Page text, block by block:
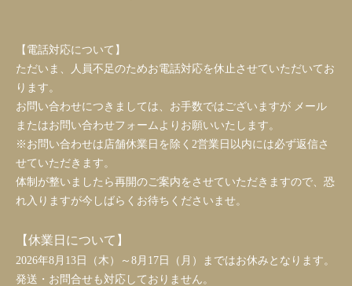
【電話対応について】
ただいま、人員不足のためお電話対応を休止させていただいてお
ります。
お問い合わせにつきましては、お手数ではございますが メール
またはお問い合わせフォームよりお願いいたします。
※お問い合わせは店舗休業日を除く2営業日以内には必ず返信さ
せていただきます。
体制が整いましたら再開のご案内をさせていただきますので、恐
れ入りますが今しばらくお待ちくださいませ。
【休業日について】
2026年8月13日（木）～8月17日（月）まではお休みとなります。
発送・お問合せも対応しておりません。